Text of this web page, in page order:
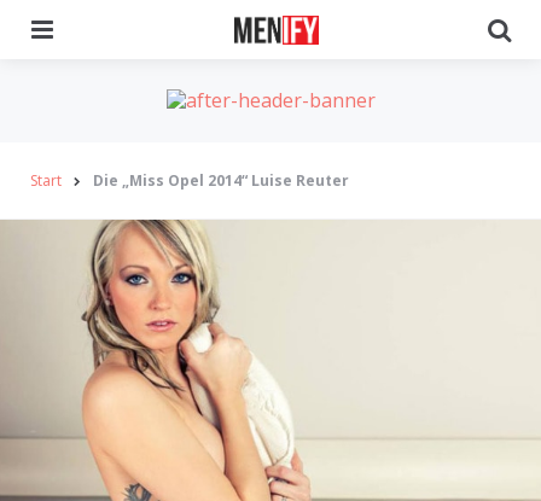
Start Die „Miss Opel 2014“ Luise Reuter